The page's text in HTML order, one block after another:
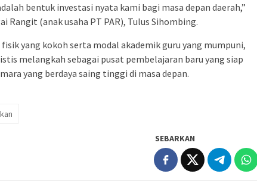
bentuk investasi nyata kami bagi masa depan daerah,”
Rangit (anak usaha PT PAR), Tulus Sihombing.
yang kokoh serta modal akademik guru yang mumpuni,
melangkah sebagai pusat pembelajaran baru yang siap
yang berdaya saing tinggi di masa depan.
SEBARKAN